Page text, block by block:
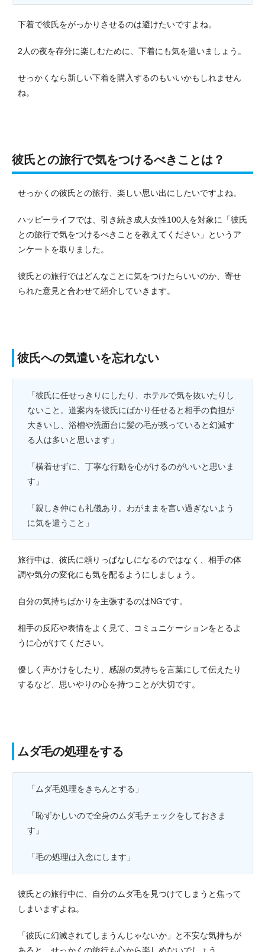
下着で彼氏をがっかりさせるのは避けたいですよね。
2人の夜を存分に楽しむために、下着にも気を遣いましょう。
せっかくなら新しい下着を購入するのもいいかもしれません
ね。
彼氏との旅行で気をつけるべきことは？
せっかくの彼氏との旅行、楽しい思い出にしたいですよね。
ハッピーライフでは、引き続き成人女性100人を対象に「彼氏
との旅行で気をつけるべきことを教えてください」というア
ンケートを取りました。
彼氏との旅行ではどんなことに気をつけたらいいのか、寄せ
られた意見と合わせて紹介していきます。
彼氏への気遣いを忘れない
「彼氏に任せっきりにしたり、ホテルで気を抜いたりし
ないこと。道案内を彼氏にばかり任せると相手の負担が
大きいし、浴槽や洗面台に髪の毛が残っていると幻滅す
る人は多いと思います」
「横着せずに、丁寧な行動を心がけるのがいいと思いま
す」
「親しき仲にも礼儀あり。わがままを言い過ぎないよう
に気を遣うこと」
旅行中は、彼氏に頼りっぱなしになるのではなく、相手の体
調や気分の変化にも気を配るようにしましょう。
自分の気持ちばかりを主張するのはNGです。
相手の反応や表情をよく見て、コミュニケーションをとるよ
うに心がけてください。
優しく声かけをしたり、感謝の気持ちを言葉にして伝えたり
するなど、思いやりの心を持つことが大切です。
ムダ毛の処理をする
「ムダ毛処理をきちんとする」
「恥ずかしいので全身のムダ毛チェックをしておきま
す」
「毛の処理は入念にします」
彼氏との旅行中に、自分のムダ毛を見つけてしまうと焦って
しまいますよね。
「彼氏に幻滅されてしまうんじゃないか」と不安な気持ちが